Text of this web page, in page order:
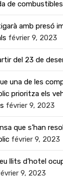
de combustibles
amb presó
février 9, 2023
del 23 de
una de les
prioritza els
février 9, 2023
que s’han
février 9, 2023
llits d’hotel
9, 2023